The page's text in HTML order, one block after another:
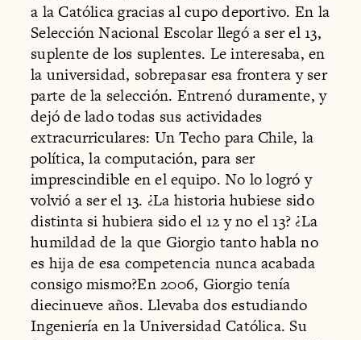
a la Católica gracias al cupo deportivo. En la
Selección Nacional Escolar llegó a ser el 13,
suplente de los suplentes. Le interesaba, en
la universidad, sobrepasar esa frontera y ser
parte de la selección. Entrenó duramente, y
dejó de lado todas sus actividades
extracurriculares: Un Techo para Chile, la
política, la computación, para ser
imprescindible en el equipo. No lo logró y
volvió a ser el 13. ¿La historia hubiese sido
distinta si hubiera sido el 12 y no el 13? ¿La
humildad de la que Giorgio tanto habla no
es hija de esa competencia nunca acabada
consigo mismo?En 2006, Giorgio tenía
diecinueve años. Llevaba dos estudiando
Ingeniería en la Universidad Católica. Su